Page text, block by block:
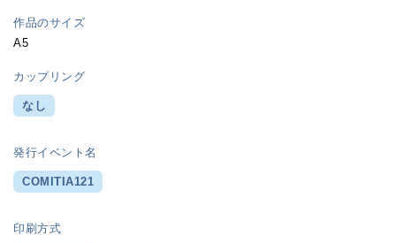
作品のサイズ
A5
カップリング
なし
発行イベント名
COMITIA121
印刷方式